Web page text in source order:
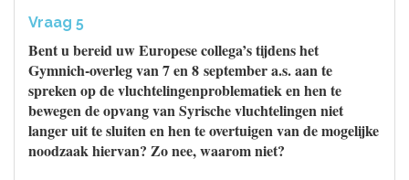
Vraag 5
Bent u bereid uw Europese collega’s tijdens het
Gymnich-overleg van 7 en 8 september a.s. aan te
spreken op de vluchtelingenproblematiek en hen te
bewegen de opvang van Syrische vluchtelingen niet
langer uit te sluiten en hen te overtuigen van de mogelijke
noodzaak hiervan? Zo nee, waarom niet?